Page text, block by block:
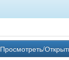
Просмотреть/